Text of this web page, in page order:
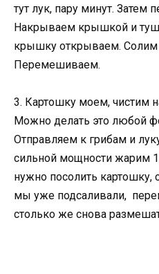
тут лук, пару минут. Затем
Накрываем крышкой и
крышку открываем. Солим
Перемешиваем.
3. Картошку моем, чистим
Можно делать это любой
Отправляем к грибам и
сильной мощности жарим
нужно посолить картошку,
мы уже подсаливали,
столько же снова